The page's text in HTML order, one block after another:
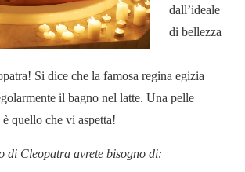
dall’ideale
di bellezza
Si dice che la famosa regina egizia
il bagno nel latte. Una pelle
quello che vi aspetta!
di Cleopatra avrete bisogno di: